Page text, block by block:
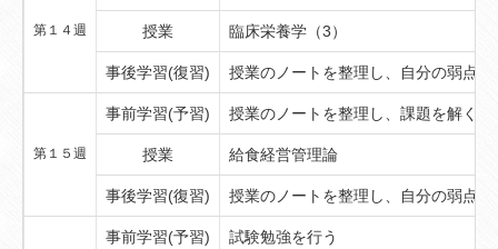
第１４週 授業 臨床栄養学（3）
事後学習(復習) 授業のノートを整理し、自分の弱点を
第１５週
事前学習(予習) 授業のノートを整理し、課題を解く
授業 給食経営管理論
事後学習(復習) 授業のノートを整理し、自分の弱点を
事前学習(予習) 試験勉強を行う